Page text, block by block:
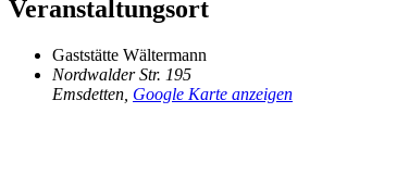
Veranstaltungsort
Gaststätte Wältermann
Nordwalder Str. 195
Emsdetten Google Karte anzeigen